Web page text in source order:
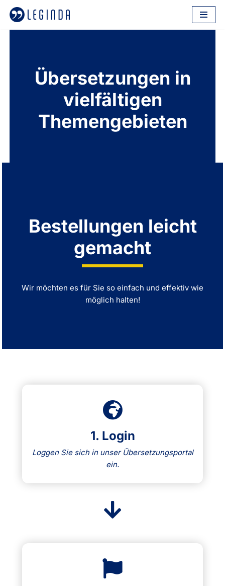
Übersetzungen in
vielfältigen
Themengebieten
Bestellungen leicht
gemacht
Wir möchten es für Sie so einfach und effektiv wie
möglich halten!
1. Login
Loggen Sie sich in unser Übersetzungsportal
ein.